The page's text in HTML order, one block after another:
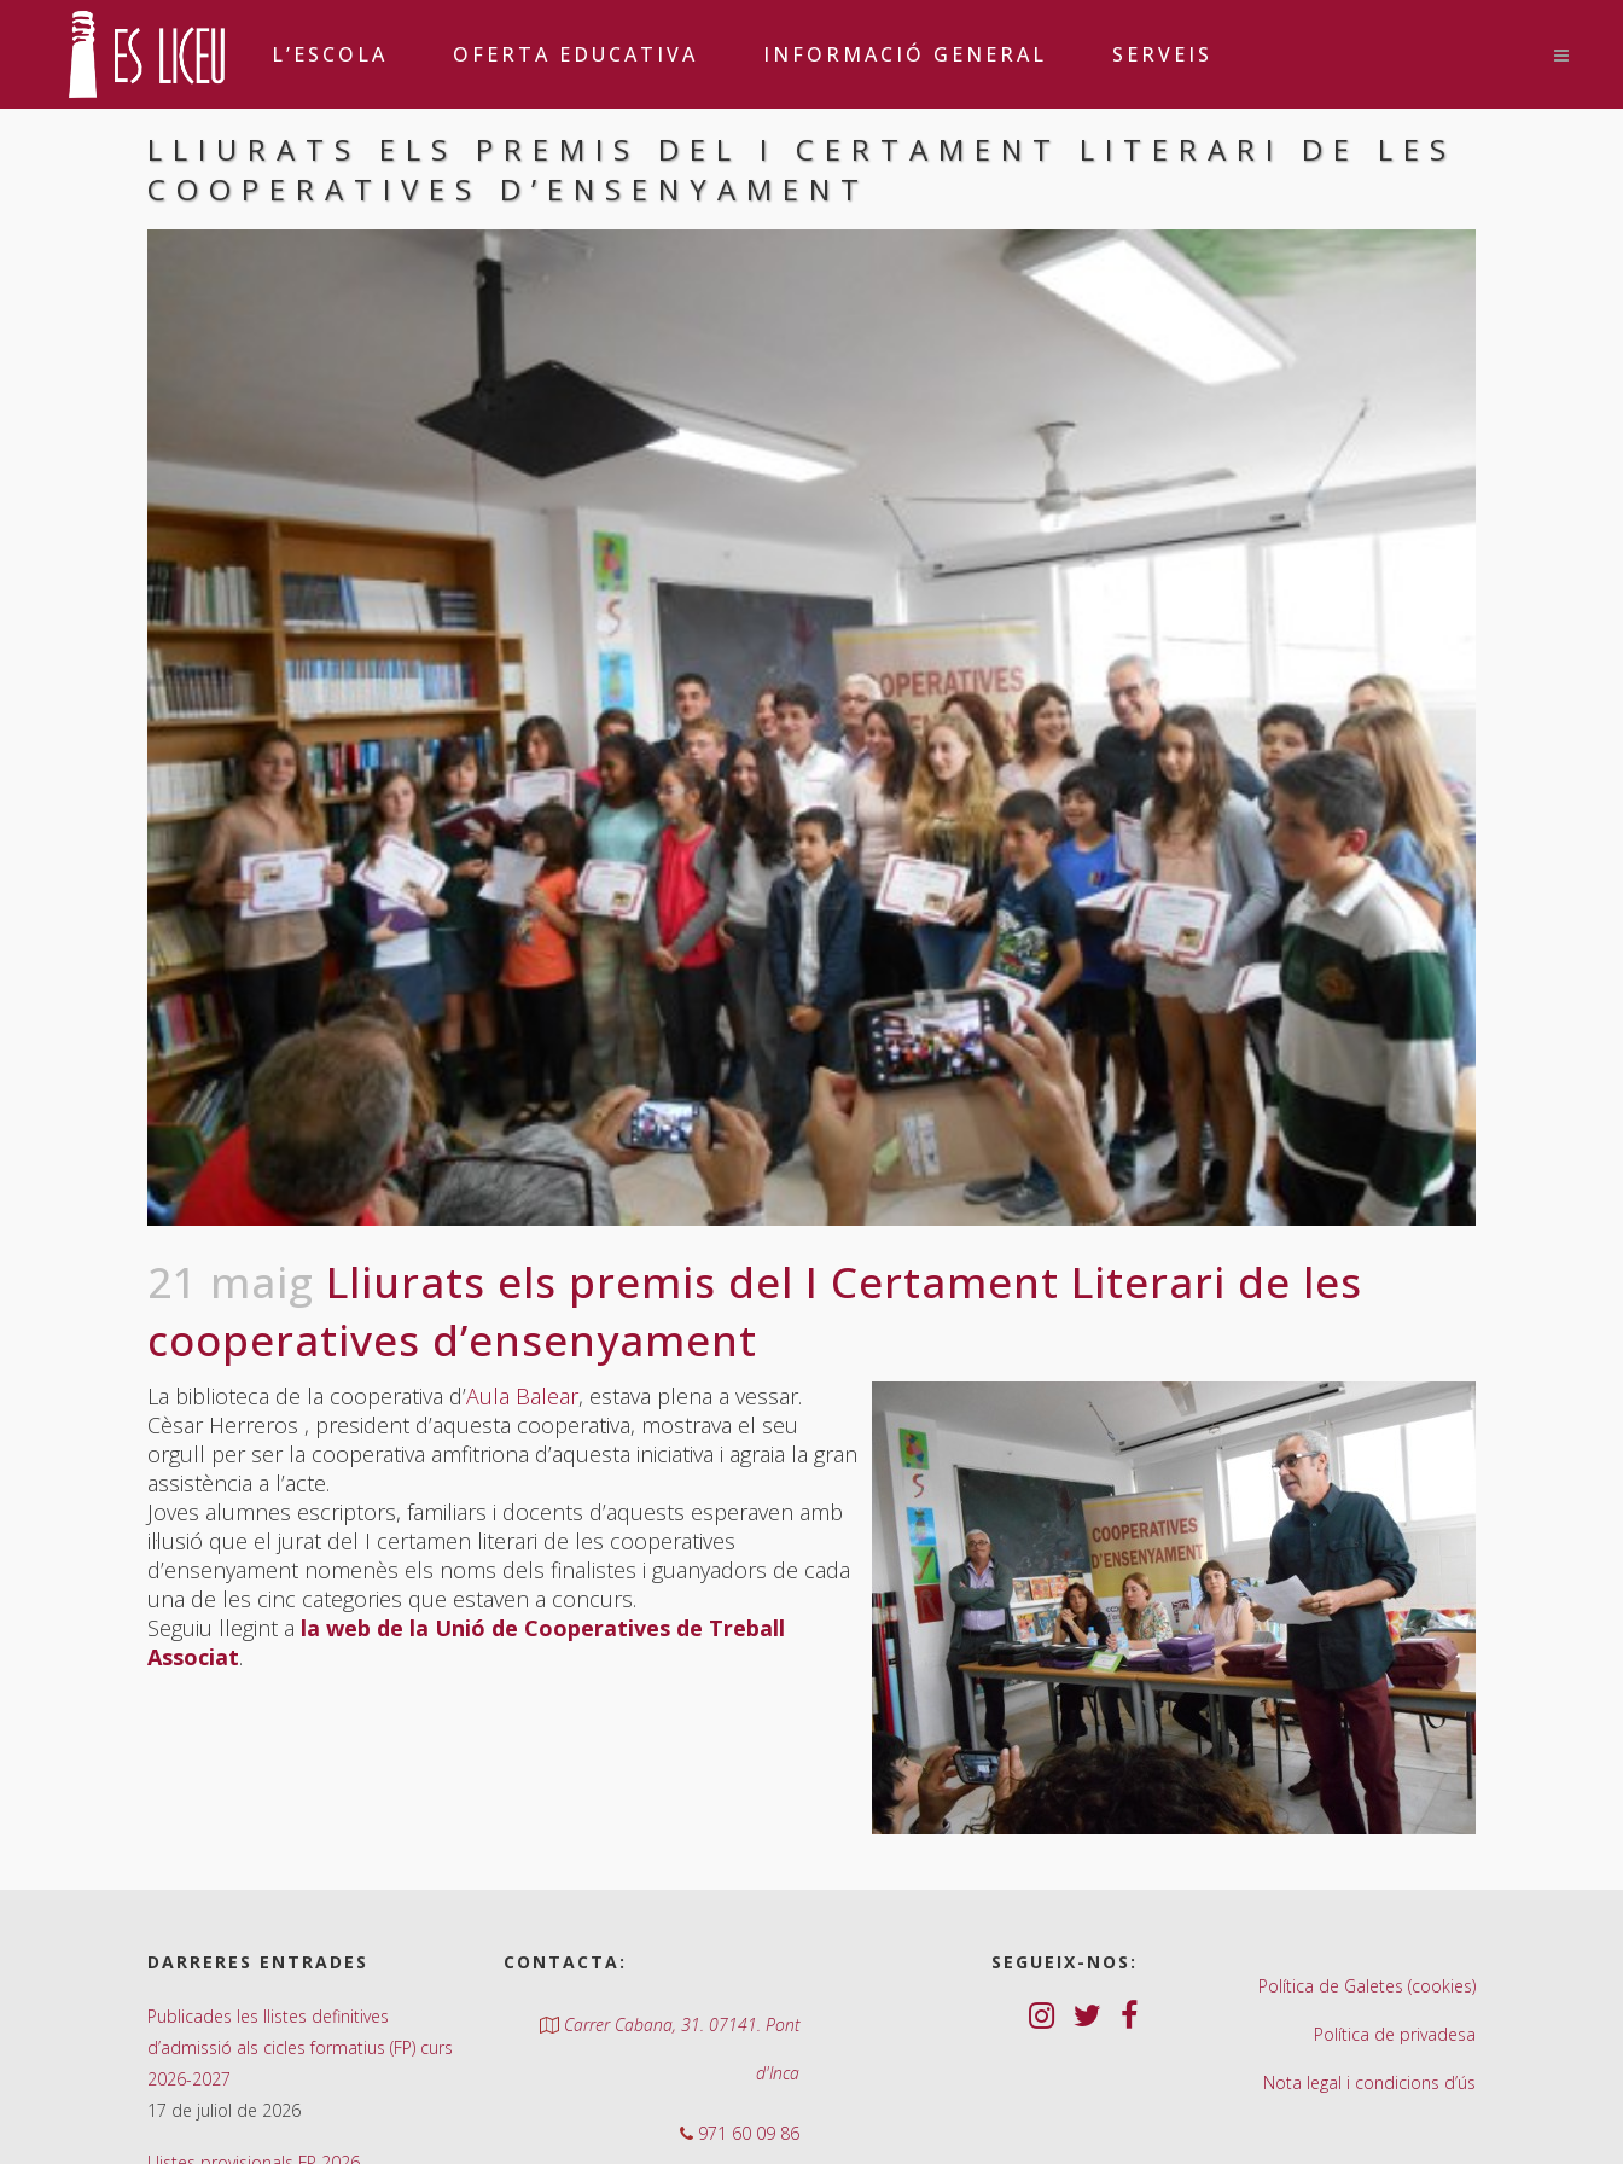
L’ESCOLA OFERTA EDUCATIVA INFORMACIÓ GENERAL SERVEIS
LLIURATS ELS PREMIS DEL I CERTAMENT LITERARI DE LES
COOPERATIVES D’ENSENYAMENT
21 maig Lliurats els premis del I Certament Literari de les
cooperatives d’ensenyament
La biblioteca de la cooperativa d’Aula Balear, estava plena a vessar.
Cèsar Herreros , president d’aquesta cooperativa, mostrava el seu
orgull per ser la cooperativa amfitriona d’aquesta iniciativa i agraia la gran
assistència a l’acte.
Joves alumnes escriptors, familiars i docents d’aquests esperaven amb
il·lusió que el jurat del I certamen literari de les cooperatives
d’ensenyament nomenès els noms dels finalistes i guanyadors de cada
una de les cinc categories que estaven a concurs.
Seguiu llegint a la web de la Unió de Cooperatives de Treball
Associat.
DARRERES ENTRADES
Publicades les llistes definitives
d’admissió als cicles formatius (FP) curs
2026-2027
17 de juliol de 2026
CONTACTA:
Carrer Cabana, 31. 07141. Pont
d'Inca
971 60 09 86
SEGUEIX-NOS:
Política de Galetes (cookies)
Política de privadesa
Nota legal i condicions d’ús